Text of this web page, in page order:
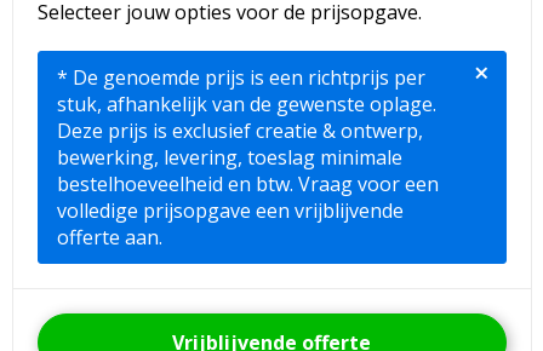
Selecteer jouw opties voor de prijsopgave.
* De genoemde prijs is een richtprijs per
stuk, afhankelijk van de gewenste oplage.
Deze prijs is exclusief creatie & ontwerp,
bewerking, levering, toeslag minimale
bestelhoeveelheid en btw. Vraag voor een
volledige prijsopgave een vrijblijvende
offerte aan.
×
Vrijblijvende offerte